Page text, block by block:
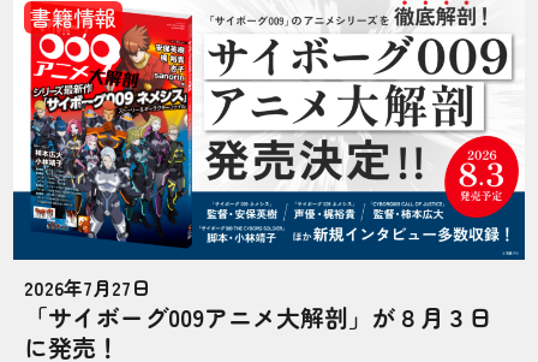
書籍情報
2026年7月27日
「サイボーグ009アニメ大解剖」が８月３日
に発売！